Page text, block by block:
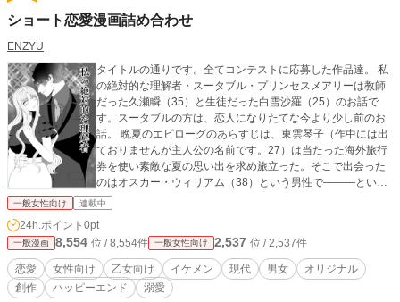
ショート恋愛漫画詰め合わせ
ENZYU
タイトルの通りです。全てコンテストに応募した作品達。 私
の絶対的な理解者・スータブル・プリンセスメアリーは教師
だった久瀬瞬（35）と生徒だった白雪沙羅（25）のお話で
す。スータブルの方は、恋人になりたてな今より少し前のお
話。 晩夏のエピローグのあらすじは、東雲琴子（作中には出
ておりませんが主人公の名前です。27）は当たった海外旅行
券を使い素敵な夏の思い出を求め旅立った。そこで出会った
のはオスカー・ウィリアム（38）という男性で―――という
感じです。※ネタバレにならない注意書き※ この二人にとっ
o of them fell：何度も逢瀬を重ねた男女が一歩を踏み出すお
話。いつも通りの30代男性×20代女性という年齢差の二人で
す。 night of Blessing：とあるパーティーで出会った30代男
性と２０代女性のお話。 高潔な花の如く：絶対この人の事な
んか好きにならない！(もう手遅れな事には無自覚)なヒロイ
一般女性向け 連載中
24h.ポイント 0pt
一般漫画 8,554 位 / 8,554件 一般女性向け 2,537 位 / 2,537件
恋愛 女性向け 乙女向け イケメン 現代 男女
オリジナル
創作
ハッピーエンド 溺愛